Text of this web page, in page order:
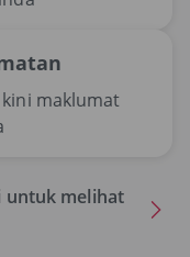
maklumat
untuk melihat